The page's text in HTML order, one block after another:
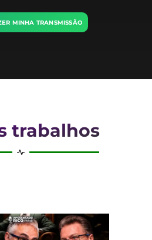
MINHA TRANSMISSÃO
trabalhos